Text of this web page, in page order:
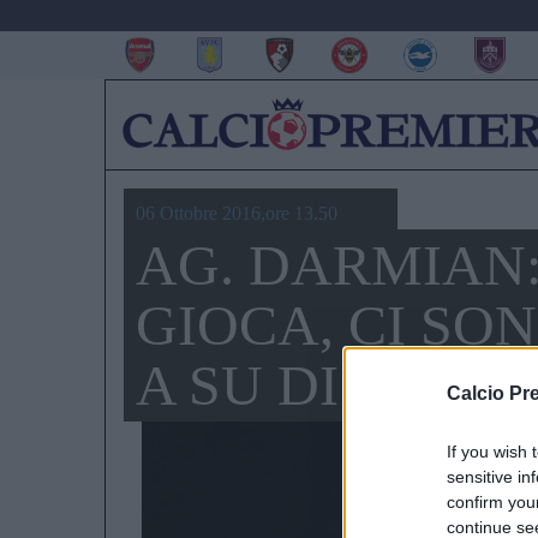
Calcio
If you wish
sensitive
confirm
continue
06 Ottobre 2016,ore 13.50
AG.
GIOCA, CI
A SU DI LUI”